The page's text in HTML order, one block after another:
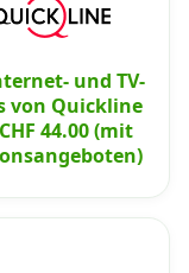
und TV-
von Quickline
44.00 (mit